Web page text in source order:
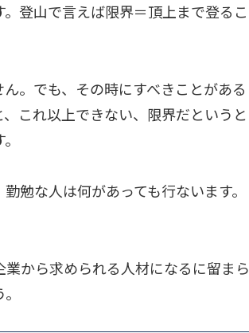
登山で言えば限界＝頂上まで登るこ
。でも、その時にすべきことがある
これ以上できない、限界だというと
勉な人は何があっても行ないます。
から求められる人材になるに留まら